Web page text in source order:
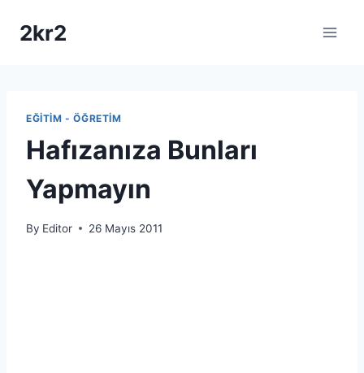
2kr2
EĞITIM - ÖĞRETIM
Hafızanıza Bunları
Yapmayın
By Editor 26 Mayıs 2011